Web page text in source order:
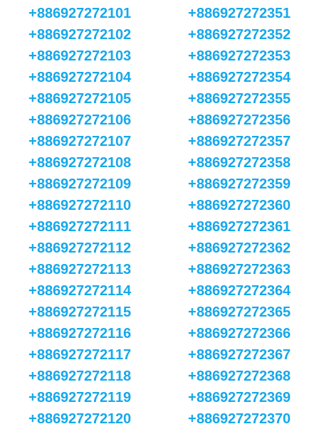
+886927272101
+886927272102
+886927272103
+886927272104
+886927272105
+886927272106
+886927272107
+886927272108
+886927272109
+886927272110
+886927272111
+886927272112
+886927272113
+886927272114
+886927272115
+886927272116
+886927272117
+886927272118
+886927272119
+886927272120
+886927272351
+886927272352
+886927272353
+886927272354
+886927272355
+886927272356
+886927272357
+886927272358
+886927272359
+886927272360
+886927272361
+886927272362
+886927272363
+886927272364
+886927272365
+886927272366
+886927272367
+886927272368
+886927272369
+886927272370